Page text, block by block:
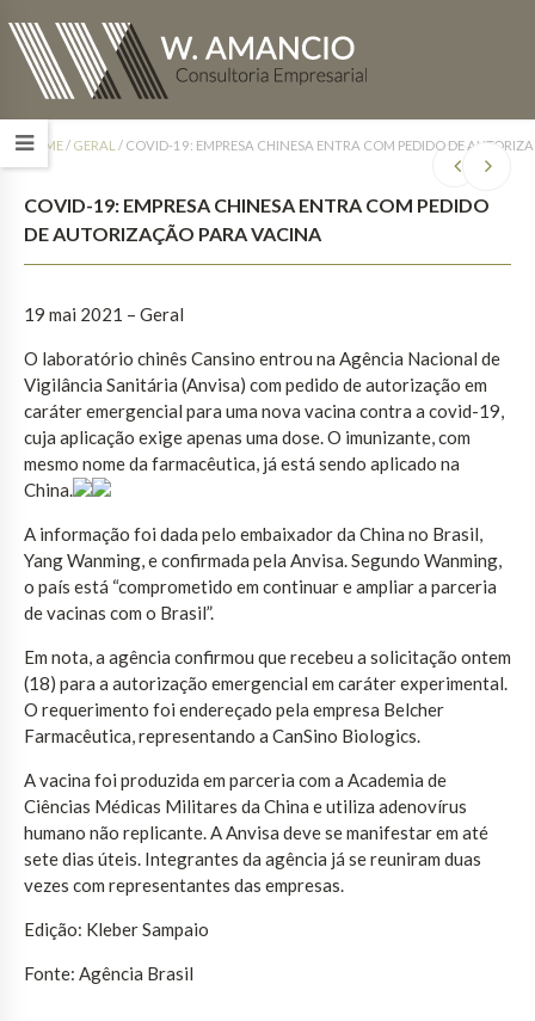
HOME/ GERAL / COVID-19: EMPRESA CHINESA ENTRA COM PEDIDO DE
COVID-19: EMPRESA CHINESA ENTRA COM PEDIDO
DE AUTORIZAÇÃO PARA VACINA
19 mai 2021 – Geral
O laboratório chinês Cansino entrou na Agência Nacional de
Vigilância Sanitária (Anvisa) com pedido de autorização em
caráter emergencial para uma nova vacina contra a covid-19,
cuja aplicação exige apenas uma dose. O imunizante, com
mesmo nome da farmacêutica, já está sendo aplicado na
China.
A informação foi dada pelo embaixador da China no Brasil,
Yang Wanming, e confirmada pela Anvisa. Segundo Wanming,
o país está “comprometido em continuar e ampliar a parceria
de vacinas com o Brasil”.
Em nota, a agência confirmou que recebeu a solicitação ontem
(18) para a autorização emergencial em caráter experimental.
O requerimento foi endereçado pela empresa Belcher
Farmacêutica, representando a CanSino Biologics.
A vacina foi produzida em parceria com a Academia de
Ciências Médicas Militares da China e utiliza adenovírus
humano não replicante. A Anvisa deve se manifestar em até
sete dias úteis. Integrantes da agência já se reuniram duas
vezes com representantes das empresas.
Edição: Kleber Sampaio
Fonte: Agência Brasil